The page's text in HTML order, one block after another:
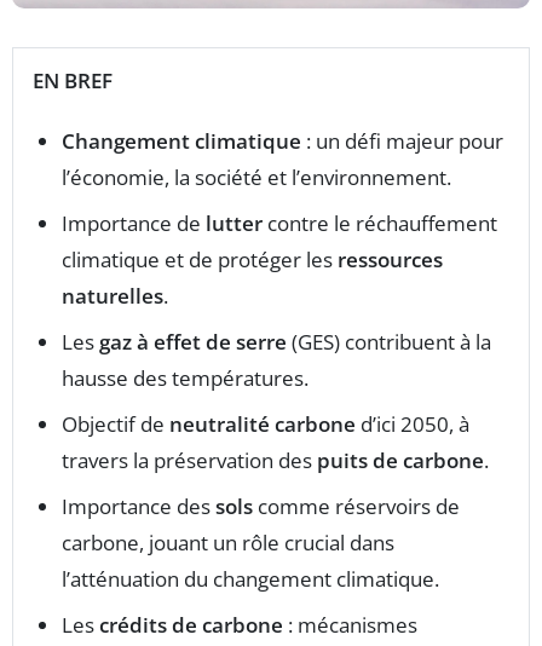
EN BREF
Changement climatique : un défi majeur pour
l’économie, la société et l’environnement.
Importance de lutter contre le réchauffement
climatique et de protéger les ressources
naturelles.
Les gaz à effet de serre (GES) contribuent à la
hausse des températures.
Objectif de neutralité carbone d’ici 2050, à
travers la préservation des puits de carbone.
Importance dessols comme réservoirs de
carbone, jouant un rôle crucial dans
l’atténuation du changement climatique.
Lescrédits de carbone : mécanismes